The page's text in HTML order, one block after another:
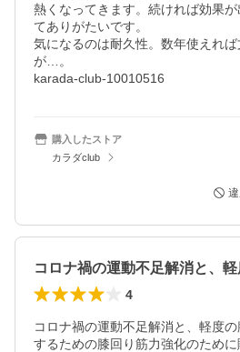
熱くなってきます。続ければ効果
てありがたいです。
気になるのは耐久性。数年使えれ
が…。
karada-club-10010516
購入したストア
カラダclub
4
コロナ禍の運動不足解消と、軽度
するための膝回り筋力強化のために